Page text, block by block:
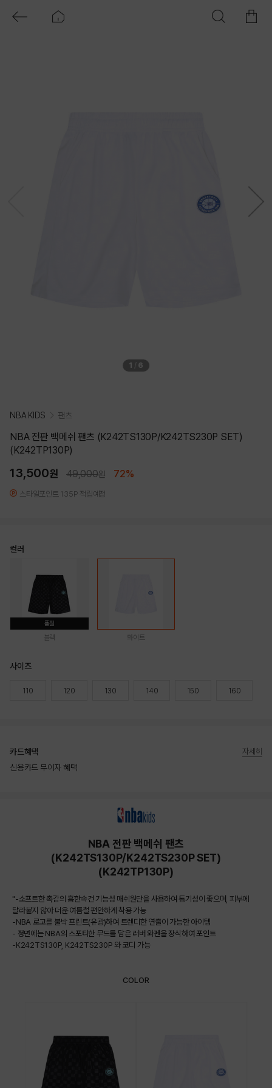
1 / 6
NBA KIDS 팬츠
NBA 전판 백메쉬 팬츠 (K242TS130P/K242TS230P SET)
(K242TP130P)
13,500원 49,000원 72%
스타일포인트 135P 적립예정
컬러
품절
블랙 화이트
사이즈
110 120 130 140 150 160
카드혜택
신용카드 무이자 혜택
자세히
NBA 전판 백메쉬 팬츠
(K242TS130P/K242TS230P SET)
(K242TP130P)
"-소프트한 촉감의 흡한속건 기능성 매쉬원단을 사용하여 통기성이 좋으며, 피부에
달라붙지 않아 더운 여름철 편안하게 착용 가능
-NBA 로고를 불박 프린트(유광)하여 트렌디한 연출이 가능한 아이템
- 정면에는 NBA의 스포티한 무드를 담은 러버 와펜을 장식하여 포인트
-K242TS130P, K242TS230P 와 코디 가능
COLOR